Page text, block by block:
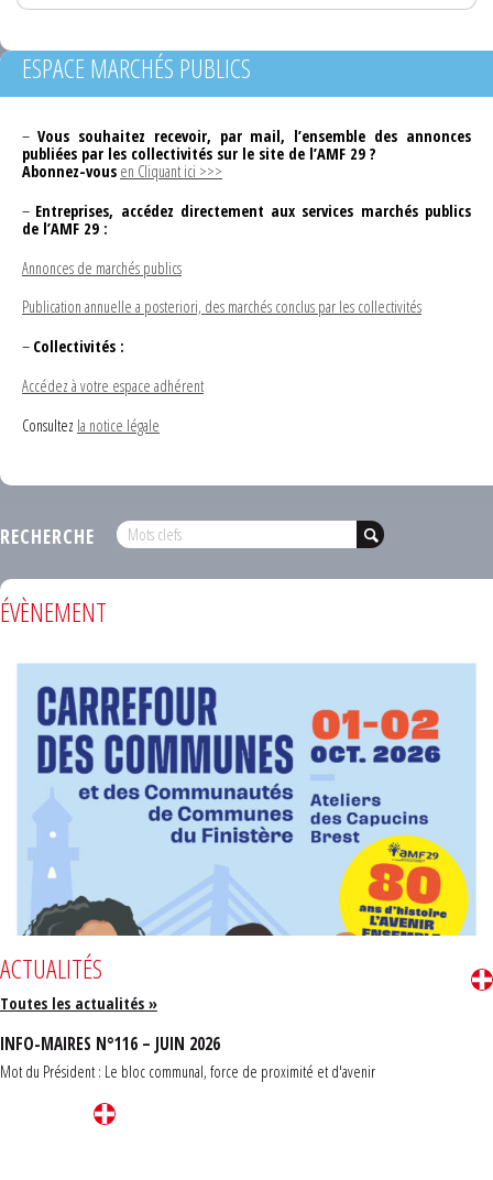
ESPACE MARCHÉS PUBLICS
– Vous souhaitez recevoir, par mail, l’ensemble des annonces
publiées par les collectivités sur le site de l’AMF 29 ?
Abonnez-vous en Cliquant ici >>>
– Entreprises, accédez directement aux services marchés publics
de l’AMF 29 :
Annonces de marchés publics
Publication annuelle a posteriori, des marchés conclus par les collectivités
– Collectivités :
Accédez à votre espace adhérent
Consultez la notice légale
RECHERCHE
ÉVÈNEMENT
ACTUALITÉS
Toutes les actualités »
INFO-MAIRES N°116 – JUIN 2026
Mot du Président : Le bloc communal, force de proximité et d'avenir